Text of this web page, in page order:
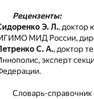
Рецензенты:
Э. Л., доктор
МИД России,
С. А., доктор
эксперт
Словарь-